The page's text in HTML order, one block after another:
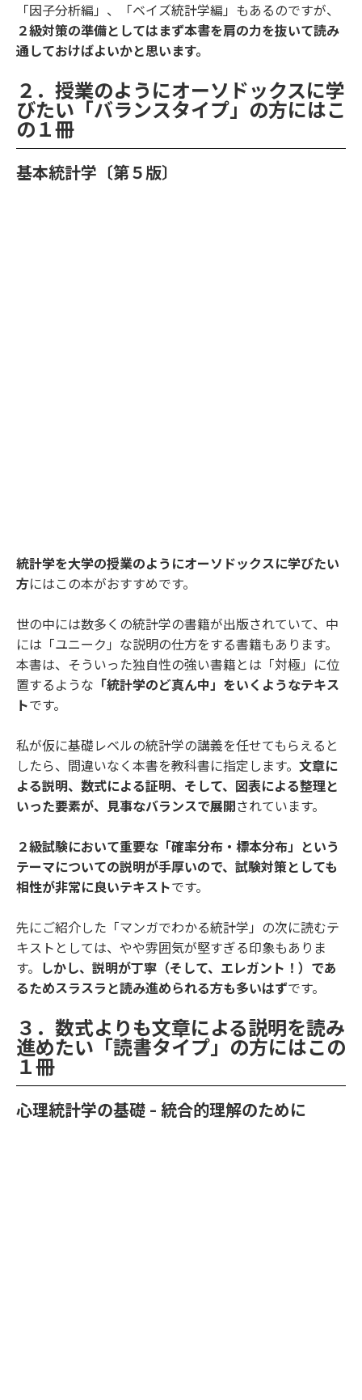
「因子分析編」、「ベイズ統計学編」もあるのですが、
２級対策の準備としてはまず本書を肩の力を抜いて読み
通しておけばよいかと思います。
２．授業のようにオーソドックスに学
びたい「バランスタイプ」の方にはこ
の１冊
基本統計学〔第５版〕
統計学を大学の授業のようにオーソドックスに学びたい
方にはこの本がおすすめです。
世の中には数多くの統計学の書籍が出版されていて、中
には「ユニーク」な説明の仕方をする書籍もあります。
本書は、そういった独自性の強い書籍とは「対極」に位
置するような 「統計学のど真ん中」をいくようなテキス
トです。
私が仮に基礎レベルの統計学の講義を任せてもらえると
したら、間違いなく本書を教科書に指定します。 文章に
よる説明、数式による証明、そして、図表による整理と
いった要素が、見事なバランスで展開 されています。
２級試験において重要な「確率分布・標本分布」という
テーマについての説明が手厚いので、試験対策としても
相性が非常に良いテキストです。
先にご紹介した「マンガでわかる統計学」の次に読むテ
キストとしては、やや雰囲気が堅すぎる印象もありま
す。
しかし、説明が丁寧（そして、エレガント！）であ
るためスラスラと読み進められる方も多いはずです。
３．数式よりも文章による説明を読み
進めたい「読書タイプ」の方にはこの
１冊
心理統計学の基礎 - 統合的理解のために